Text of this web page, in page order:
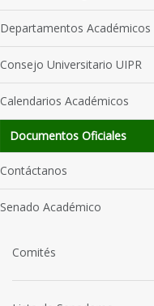
Departamentos Académicos
Consejo Universitario UIPR
Calendarios Académicos
Documentos Oficiales
Contáctanos
Senado Académico
Comités